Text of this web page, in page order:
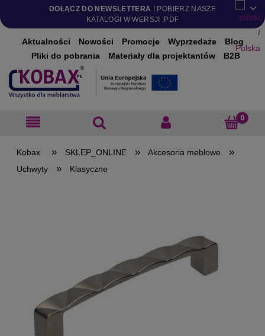
DOŁĄCZ DO NEWSLETTERA I POBIERZ NASZE
KATALOGI W WERSJI .PDF
Aktualności Nowości Promocje Wyprzedaże
Blog
Pliki do pobrania
Materiały dla projektantów B2B
» SKLEP_ONLINE » Akcesoria meblowe »
Uchwyty » Klasyczne